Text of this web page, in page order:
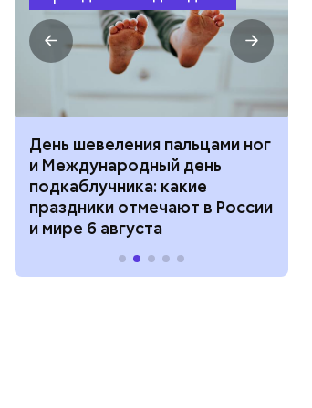
День шевеления пальцами ног
и Международный день
подкаблучника: какие
праздники отмечают в России
и мире 6 августа